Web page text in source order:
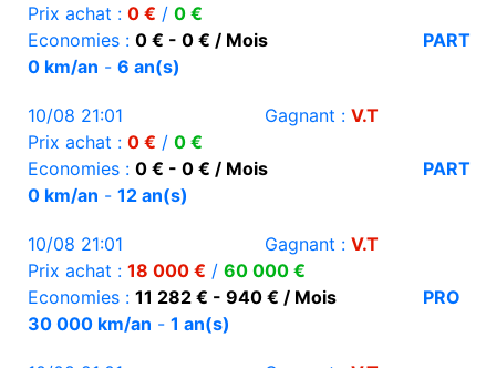
Prix achat : 0 € / 0 €
Economies : 0 € - 0 € / Mois
PART
0 km/an - 6 an(s)
10/08 21:01 Gagnant : V.T
Prix achat : 0 € / 0 €
Economies : 0 € - 0 € / Mois
PART
0 km/an - 12 an(s)
10/08 21:01 Gagnant : V.T
Prix achat : 18 000 € / 60 000 €
Economies : 11 282 € - 940 € / Mois
PRO
30 000 km/an - 1 an(s)